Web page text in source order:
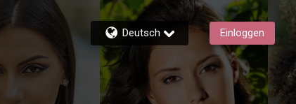
Deutsch Einloggen